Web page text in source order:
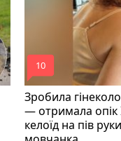
Зробила
— отримала опік
келоїд на пів
mode_comment
10